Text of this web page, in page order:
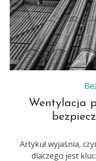
Wentylacja
Artykuł wyjaśnia,
dlaczego jest